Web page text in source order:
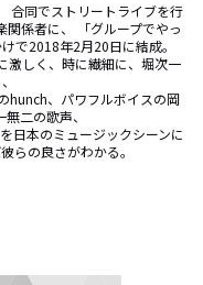
合同でストリートライブを行
係者に、 「グループでやっ
で2018年2月20日に結成。
激しく、時に繊細に、堀次一
hunch、パワフルボイスの岡
二の歌声、
日本のミュージックシーンに
らの良さがわかる。